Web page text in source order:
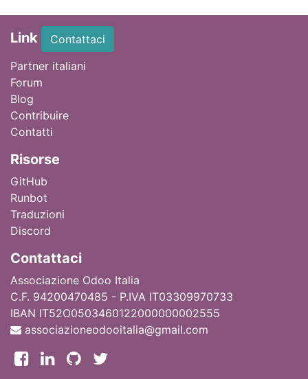
Link
Contattaci
Partner italiani
Forum
Blog
Contribuire
Contatti
Risorse
GitHub
Runbot
Traduzioni
Discord
Contattaci
Associazione Odoo Italia
C.F. 94200470485 - P.IVA IT03309970733
IBAN IT52O0503460122000000002555
associazioneodooitalia@gmail.com